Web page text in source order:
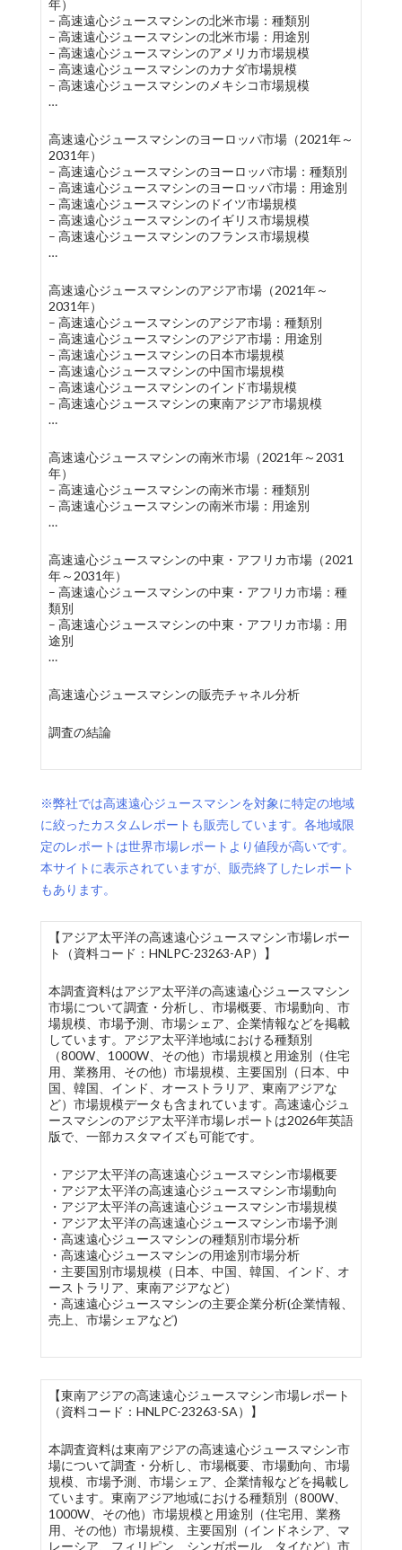
年）
– 高速遠心ジュースマシンの北米市場：種類別
– 高速遠心ジュースマシンの北米市場：用途別
– 高速遠心ジュースマシンのアメリカ市場規模
– 高速遠心ジュースマシンのカナダ市場規模
– 高速遠心ジュースマシンのメキシコ市場規模
…
高速遠心ジュースマシンのヨーロッパ市場（2021年～
2031年）
– 高速遠心ジュースマシンのヨーロッパ市場：種類別
– 高速遠心ジュースマシンのヨーロッパ市場：用途別
– 高速遠心ジュースマシンのドイツ市場規模
– 高速遠心ジュースマシンのイギリス市場規模
– 高速遠心ジュースマシンのフランス市場規模
…
高速遠心ジュースマシンのアジア市場（2021年～
2031年）
– 高速遠心ジュースマシンのアジア市場：種類別
– 高速遠心ジュースマシンのアジア市場：用途別
– 高速遠心ジュースマシンの日本市場規模
– 高速遠心ジュースマシンの中国市場規模
– 高速遠心ジュースマシンのインド市場規模
– 高速遠心ジュースマシンの東南アジア市場規模
…
高速遠心ジュースマシンの南米市場（2021年～2031
年）
– 高速遠心ジュースマシンの南米市場：種類別
– 高速遠心ジュースマシンの南米市場：用途別
…
高速遠心ジュースマシンの中東・アフリカ市場（2021
年～2031年）
– 高速遠心ジュースマシンの中東・アフリカ市場：種
類別
– 高速遠心ジュースマシンの中東・アフリカ市場：用
途別
…
高速遠心ジュースマシンの販売チャネル分析
調査の結論
※弊社では高速遠心ジュースマシンを対象に特定の地域
に絞ったカスタムレポートも販売しています。各地域限
定のレポートは世界市場レポートより値段が高いです。
本サイトに表示されていますが、販売終了したレポート
もあります。
【アジア太平洋の高速遠心ジュースマシン市場レポー
ト（資料コード：HNLPC-23263-AP）】
本調査資料はアジア太平洋の高速遠心ジュースマシン
市場について調査・分析し、市場概要、市場動向、市
場規模、市場予測、市場シェア、企業情報などを掲載
しています。アジア太平洋地域における種類別
（800W、1000W、その他）市場規模と用途別（住宅
用、業務用、その他）市場規模、主要国別（日本、中
国、韓国、インド、オーストラリア、東南アジアな
ど）市場規模データも含まれています。高速遠心ジュ
ースマシンのアジア太平洋市場レポートは2026年英語
版で、一部カスタマイズも可能です。
・アジア太平洋の高速遠心ジュースマシン市場概要
・アジア太平洋の高速遠心ジュースマシン市場動向
・アジア太平洋の高速遠心ジュースマシン市場規模
・アジア太平洋の高速遠心ジュースマシン市場予測
・高速遠心ジュースマシンの種類別市場分析
・高速遠心ジュースマシンの用途別市場分析
・主要国別市場規模（日本、中国、韓国、インド、オ
ーストラリア、東南アジアなど）
・高速遠心ジュースマシンの主要企業分析(企業情報、
売上、市場シェアなど)
【東南アジアの高速遠心ジュースマシン市場レポート
（資料コード：HNLPC-23263-SA）】
本調査資料は東南アジアの高速遠心ジュースマシン市
場について調査・分析し、市場概要、市場動向、市場
規模、市場予測、市場シェア、企業情報などを掲載し
ています。東南アジア地域における種類別（800W、
1000W、その他）市場規模と用途別（住宅用、業務
用、その他）市場規模、主要国別（インドネシア、マ
レーシア、フィリピン、シンガポール、タイなど）市